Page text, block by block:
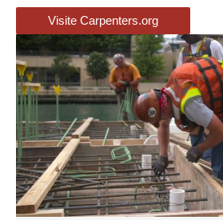
Visite Carpenters.org